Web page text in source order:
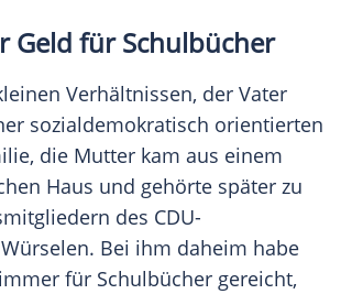
Geld für Schulbücher
Verhältnissen, der Vater
sozialdemokratisch orientierten
die Mutter kam aus einem
Haus und gehörte später zu
des CDU-
Würselen. Bei ihm daheim habe
für Schulbücher gereicht,